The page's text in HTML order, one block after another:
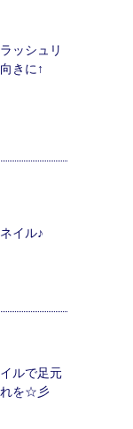
ッシュリ
きに↑
イル♪
ルで足元
を☆彡